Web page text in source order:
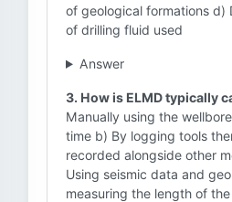
of geological formations d)
of drilling fluid used
Answer
3. How is ELMD typically
Manually using the
time b) By logging tools
recorded alongside other
Using seismic data and
measuring the length of